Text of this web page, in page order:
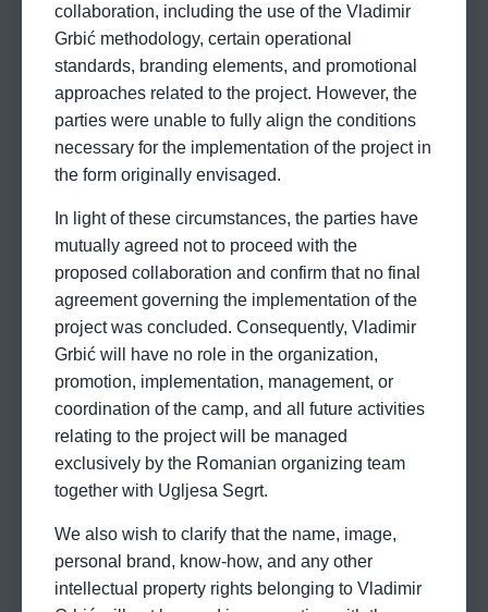
collaboration, including the use of the Vladimir
Grbić methodology, certain operational
standards, branding elements, and promotional
approaches related to the project. However, the
parties were unable to fully align the conditions
necessary for the implementation of the project in
the form originally envisaged.
In light of these circumstances, the parties have
mutually agreed not to proceed with the
proposed collaboration and confirm that no final
agreement governing the implementation of the
project was concluded. Consequently, Vladimir
Grbić will have no role in the organization,
promotion, implementation, management, or
coordination of the camp, and all future activities
relating to the project will be managed
exclusively by the Romanian organizing team
together with Ugljesa Segrt.
We also wish to clarify that the name, image,
personal brand, know-how, and any other
intellectual property rights belonging to Vladimir